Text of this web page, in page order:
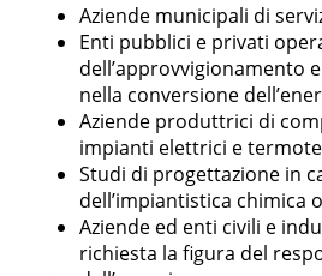
Aziende municipali di
Enti pubblici e privati
dell’approvvigionamento
nella conversione
Aziende produttrici di
impianti elettrici e
Studi di progettazione in
dell’impiantistica chimica
Aziende ed enti civili e
richiesta la figura del